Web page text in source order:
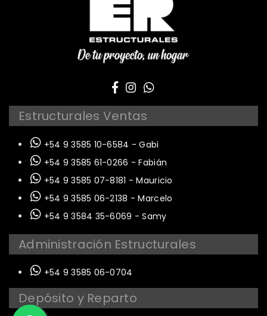
Estructurales Ventas
+54 9 3585 10-6584 - Gabi
+54 9 3585 61-0266 - Fabián
+54 9 3585 07-8181 - Mauricio
+54 9 3585 06-2138 - Marcelo
+54 9 3584 35-6069 - Samy
Administración Estructurales
+54 9 3585 06-0704
Depósito y Reparto